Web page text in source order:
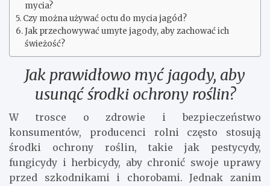
mycia?
Czy można używać octu do mycia jagód?
Jak przechowywać umyte jagody, aby zachować ich
świeżość?
Jak prawidłowo myć jagody, aby
usunąć środki ochrony roślin?
W trosce o zdrowie i bezpieczeństwo
konsumentów, producenci rolni często stosują
środki ochrony roślin, takie jak pestycydy,
fungicydy i herbicydy, aby chronić swoje uprawy
przed szkodnikami i chorobami. Jednak zanim